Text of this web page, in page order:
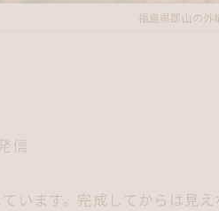
福島県郡山の外
信
います。完成してからは見